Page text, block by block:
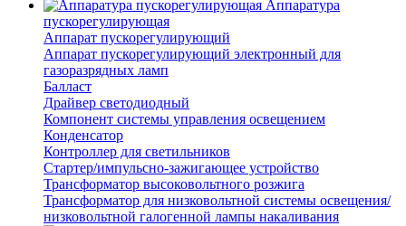
Аппаратура
пускорегулирующая
Аппарат пускорегулирующий
Аппарат пускорегулирующий электронный для
газоразрядных ламп
Балласт
Драйвер светодиодный
Компонент системы управления освещением
Конденсатор
Контроллер для светильников
Стартер/импульсно-зажигающее устройство
Трансформатор высоковольтного розжига
Трансформатор для низковольтной системы освещения/
низковольтной галогенной лампы накаливания